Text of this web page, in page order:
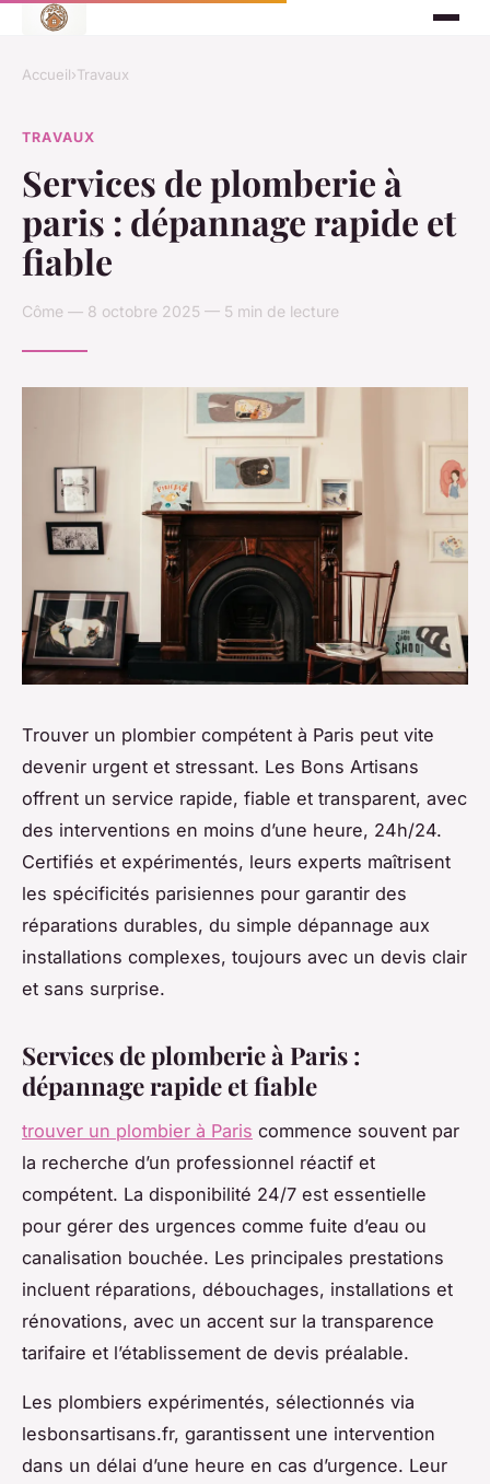
Accueil›Travaux
TRAVAUX
Services de plomberie à
paris : dépannage rapide et
fiable
Côme — 8 octobre 2025 — 5 min de lecture
Trouver un plombier compétent à Paris peut vite
devenir urgent et stressant. Les Bons Artisans
offrent un service rapide, fiable et transparent, avec
des interventions en moins d’une heure, 24h/24.
Certifiés et expérimentés, leurs experts maîtrisent
les spécificités parisiennes pour garantir des
réparations durables, du simple dépannage aux
installations complexes, toujours avec un devis clair
et sans surprise.
Services de plomberie à Paris :
dépannage rapide et fiable
trouver un plombier à Paris commence souvent par
la recherche d’un professionnel réactif et
compétent. La disponibilité 24/7 est essentielle
pour gérer des urgences comme fuite d’eau ou
canalisation bouchée. Les principales prestations
incluent réparations, débouchages, installations et
rénovations, avec un accent sur la transparence
tarifaire et l’établissement de devis préalable.
Les plombiers expérimentés, sélectionnés via
lesbonsartisans.fr, garantissent une intervention
dans un délai d’une heure en cas d’urgence. Leur